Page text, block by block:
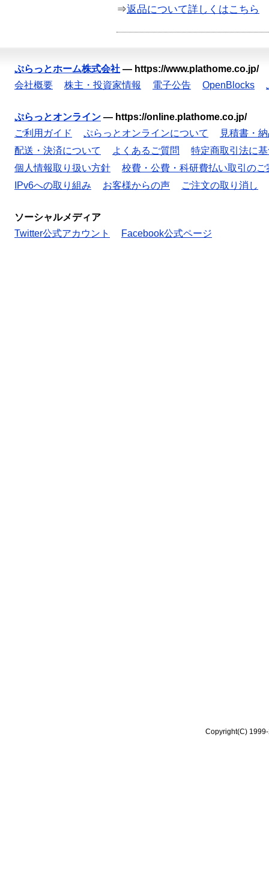
⇒返品について詳しくはこちら
ぷらっとホーム株式会社 — https://www.plathome.co.jp/
会社概要
株主・投資家情報 電子公告 OpenBlocks
ぷらっとオンライン — https://online.plathome.co.jp/
ご利用ガイド
ぷらっとオンラインについて
見積書・
配送・決済について
よくあるご質問
特定商取引法に
個人情報取り扱い方針
校費・公費・科研費払い取引のご
IPv6への取り組み
お客様からの声 ご注文の取り消し
ソーシャルメディア
Twitter公式アカウント
Facebook公式ページ
Copyright(C)